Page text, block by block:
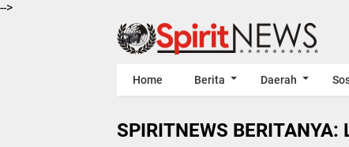
-->
Home Berita Daerah
SPIRITNEWS BERITANYA: